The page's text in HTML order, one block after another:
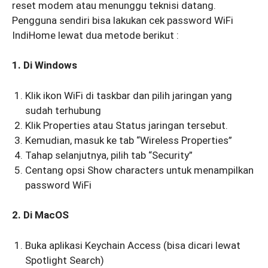
reset modem atau menunggu teknisi datang.
Pengguna sendiri bisa lakukan cek password WiFi
IndiHome lewat dua metode berikut :
1. Di Windows
Klik ikon WiFi di taskbar dan pilih jaringan yang
sudah terhubung
Klik Properties atau Status jaringan tersebut.
Kemudian, masuk ke tab “Wireless Properties”
Tahap selanjutnya, pilih tab “Security”
Centang opsi Show characters untuk menampilkan
password WiFi
2. Di MacOS
Buka aplikasi Keychain Access (bisa dicari lewat
Spotlight Search)